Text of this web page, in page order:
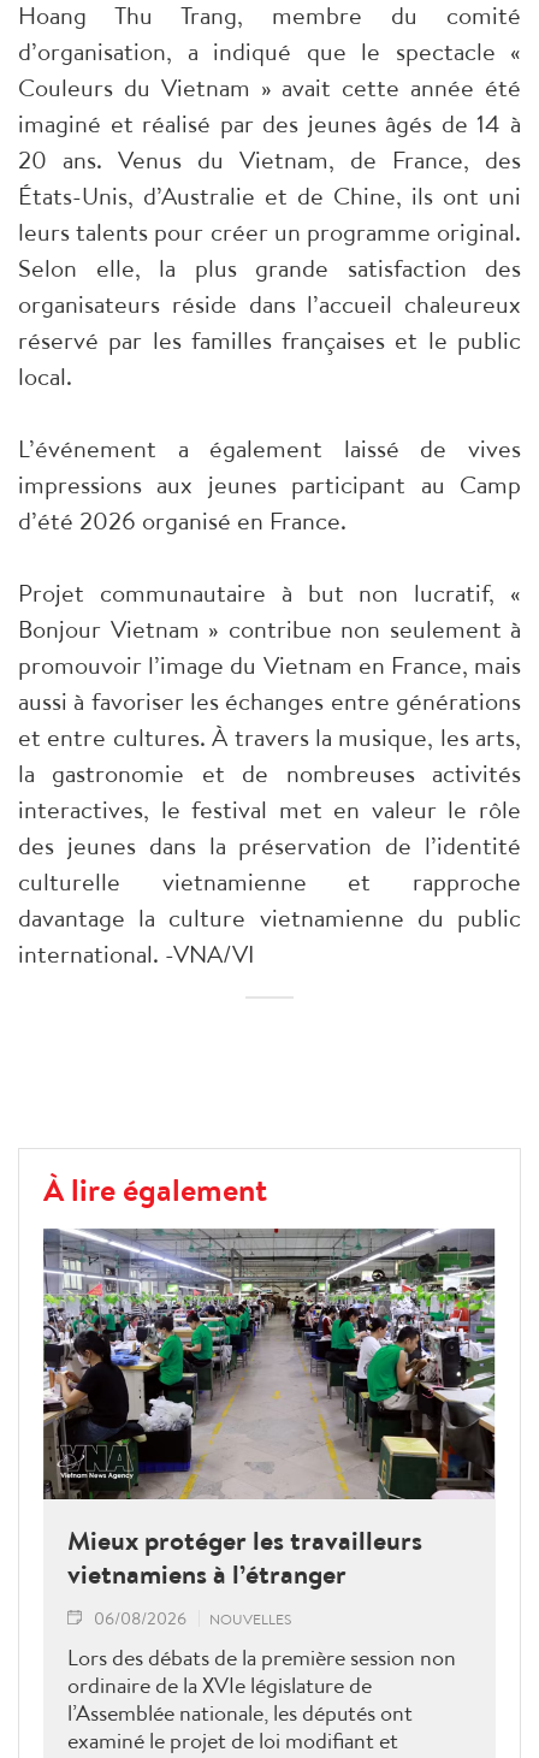
Hoang Thu Trang, membre du comité
d’organisation, a indiqué que le spectacle «
Couleurs du Vietnam » avait cette année été
imaginé et réalisé par des jeunes âgés de 14 à
20 ans. Venus du Vietnam, de France, des
États-Unis, d’Australie et de Chine, ils ont uni
leurs talents pour créer un programme original.
Selon elle, la plus grande satisfaction des
organisateurs réside dans l’accueil chaleureux
réservé par les familles françaises et le public
local.
L’événement a également laissé de vives
impressions aux jeunes participant au Camp
d’été 2026 organisé en France.
Projet communautaire à but non lucratif, «
Bonjour Vietnam » contribue non seulement à
promouvoir l’image du Vietnam en France, mais
aussi à favoriser les échanges entre générations
et entre cultures. À travers la musique, les arts,
la gastronomie et de nombreuses activités
interactives, le festival met en valeur le rôle
des jeunes dans la préservation de l’identité
culturelle vietnamienne et rapproche
davantage la culture vietnamienne du public
international. -VNA/VI
À lire également
Mieux protéger les travailleurs
vietnamiens à l’étranger
06/08/2026 NOUVELLES
Lors des débats de la première session non
ordinaire de la XVIe législature de
l’Assemblée nationale, les députés ont
examiné le projet de loi modifiant et